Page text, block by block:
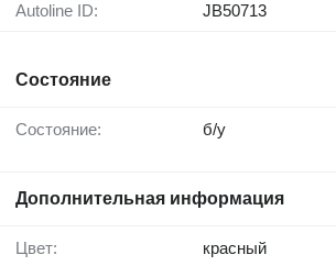
Autoline ID: JB50713
Состояние
Состояние: б/у
Дополнительная информация
Цвет: красный